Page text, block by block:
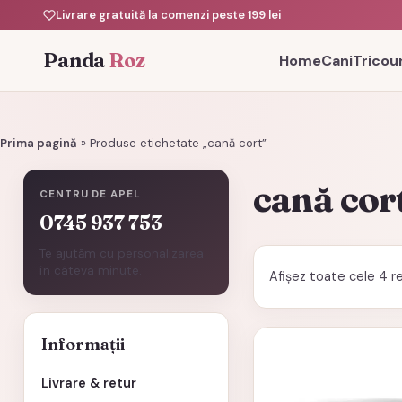
Livrare gratuită la comenzi peste 199 lei
PandaRoz HomeCani
Prima pagină » Produse etichetate „cană cort”
CENTRU DE APEL
0745 937 753
Te ajutăm cu personalizarea
în câteva minute.
Informații
Livrare & retur
cană
Afișez toate cele 4